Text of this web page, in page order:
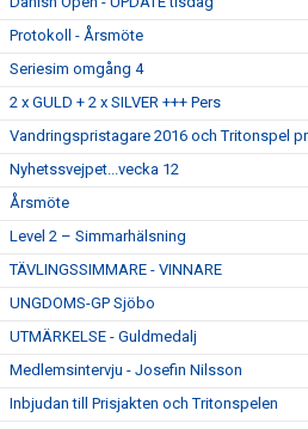
Protokoll - Årsmöte
Seriesim omgång 4
2 x GULD + 2 x SILVER +++ Pers
Vandringspristagare 2016 och Tritonspel
Nyhetssvejpet...vecka 12
Årsmöte
Level 2 – Simmarhälsning
TÄVLINGSSIMMARE - VINNARE
UNGDOMS-GP Sjöbo
UTMÄRKELSE - Guldmedalj
Medlemsintervju - Josefin Nilsson
Inbjudan till Prisjakten och Tritonspelen